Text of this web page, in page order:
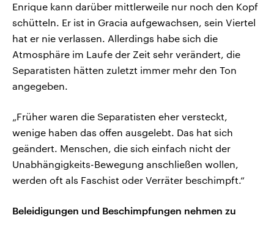
Enrique kann darüber mittlerweile nur noch den Kopf
schütteln. Er ist in Gracia aufgewachsen, sein Viertel
hat er nie verlassen. Allerdings habe sich die
Atmosphäre im Laufe der Zeit sehr verändert, die
Separatisten hätten zuletzt immer mehr den Ton
angegeben.
„Früher waren die Separatisten eher versteckt,
wenige haben das offen ausgelebt. Das hat sich
geändert. Menschen, die sich einfach nicht der
Unabhängigkeits-Bewegung anschließen wollen,
werden oft als Faschist oder Verräter beschimpft.“
Beleidigungen und Beschimpfungen nehmen zu